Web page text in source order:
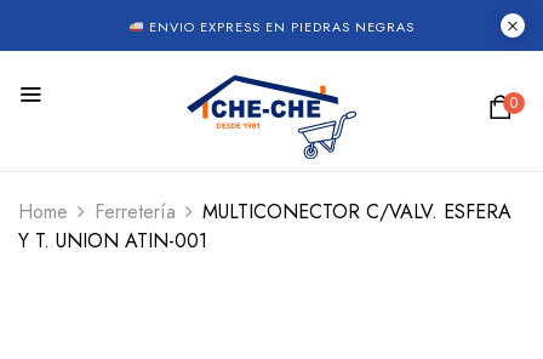
ENVIO EXPRESS EN PIEDRAS NEGRAS
0
Home Ferretería
MULTICONECTOR C/VALV. ESFERA
Y T. UNION ATIN-001